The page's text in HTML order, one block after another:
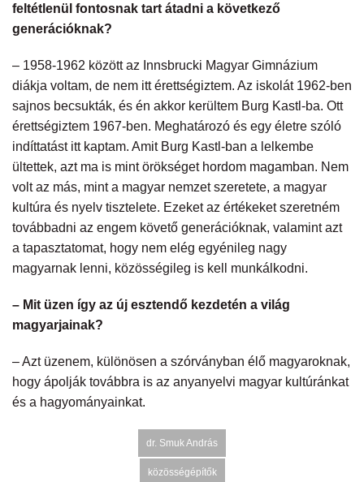
feltétlenül fontosnak tart átadni a következő
generációknak?
– 1958-1962 között az Innsbrucki Magyar Gimnázium
diákja voltam, de nem itt érettségiztem. Az iskolát 1962-ben
sajnos becsukták, és én akkor kerültem Burg Kastl-ba. Ott
érettségiztem 1967-ben. Meghatározó és egy életre szóló
indíttatást itt kaptam. Amit Burg Kastl-ban a lelkembe
ültettek, azt ma is mint örökséget hordom magamban. Nem
volt az más, mint a magyar nemzet szeretete, a magyar
kultúra és nyelv tisztelete. Ezeket az értékeket szeretném
továbbadni az engem követő generációknak, valamint azt
a tapasztatomat, hogy nem elég egyénileg nagy
magyarnak lenni, közösségileg is kell munkálkodni.
– Mit üzen így az új esztendő kezdetén a világ
magyarjainak?
– Azt üzenem, különösen a szórványban élő magyaroknak,
hogy ápolják továbbra is az anyanyelvi magyar kultúránkat
és a hagyományainkat.
dr. Smuk András
közösségépítők